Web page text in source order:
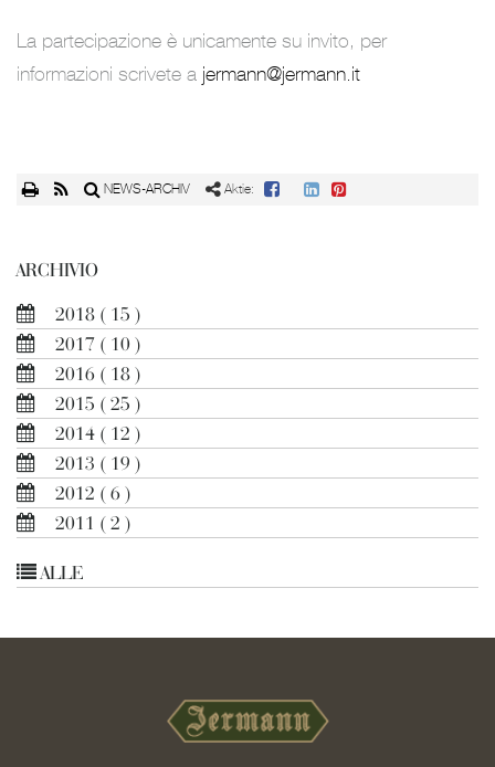
La partecipazione è unicamente su invito, per
informazioni scrivete a jermann@jermann.it
NEWS-ARCHIV Aktie:
ARCHIVIO
2018 ( 15 )
2017 ( 10 )
2016 ( 18 )
2015 ( 25 )
2014 ( 12 )
2013 ( 19 )
2012 ( 6 )
2011 ( 2 )
ALLE